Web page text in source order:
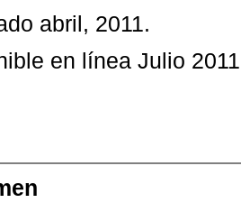
abril, 2011.
en línea Julio 2011